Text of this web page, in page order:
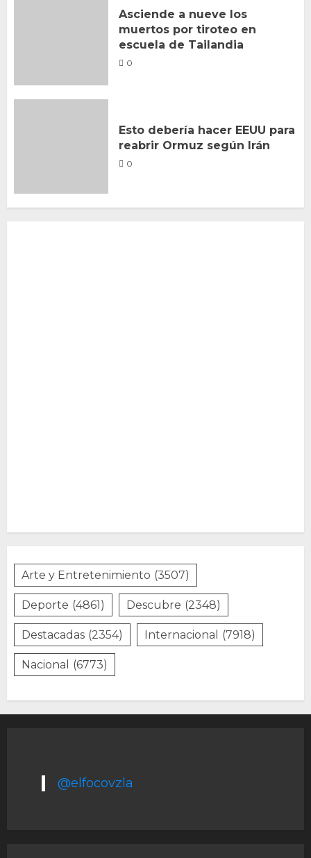
Asciende a nueve los
muertos por tiroteo en
escuela de Tailandia
0
Esto debería hacer EEUU para
reabrir Ormuz según Irán
0
Arte y Entretenimiento (3507)
Deporte (4861) Descubre (2348)
Destacadas (2354) Internacional (7918)
Nacional (6773)
@elfocovzla